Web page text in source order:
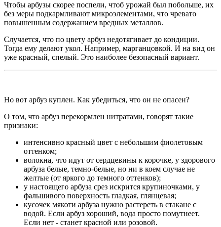
Чтобы арбузы скорее поспели, чтоб урожай был побольше, их
без меры подкармливают микроэлементами, что чревато
повышенным содержанием вредных металлов.
Случается, что по цвету арбуз недотягивает до кондиции.
Тогда ему делают укол. Например, марганцовкой. И на вид он
уже красный, спелый. Это наиболее безопасный вариант.
Но вот арбуз куплен. Как убедиться, что он не опасен?
О том, что арбуз перекормлен нитратами, говорят такие
признаки:
интенсивно красный цвет с небольшим фиолетовым
оттенком;
волокна, что идут от сердцевины к корочке, у здорового
арбуза белые, темно-белые, но ни в коем случае не
желтые (от яркого до темного оттенков);
у настоящего арбуза срез искрится крупиночками, у
фальшивого поверхность гладкая, глянцевая;
кусочек мякоти арбуза нужно растереть в стакане с
водой. Если арбуз хороший, вода просто помутнеет.
Если нет - станет красной или розовой.